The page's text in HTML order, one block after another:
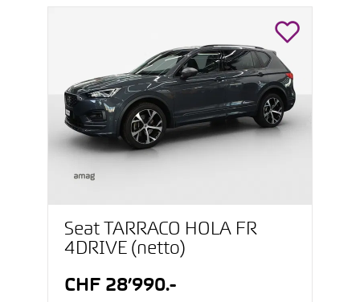
Seat TARRACO HOLA FR
4DRIVE (netto)
CHF 28’990.-